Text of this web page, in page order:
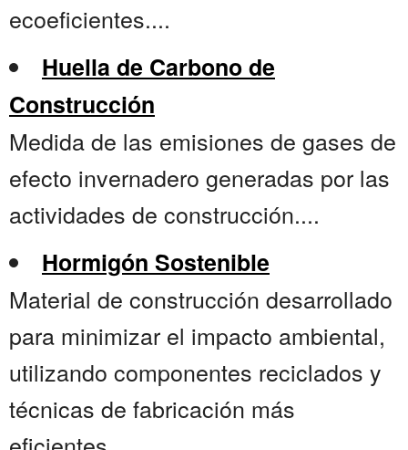
ecoeficientes....
Huella de Carbono de
Construcción
Medida de las emisiones de gases de
efecto invernadero generadas por las
actividades de construcción....
Hormigón Sostenible
Material de construcción desarrollado
para minimizar el impacto ambiental,
utilizando componentes reciclados y
técnicas de fabricación más